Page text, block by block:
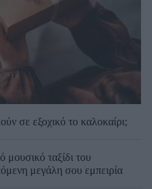
σε εξοχικό το καλοκαίρι;
ταξίδι του
μεγάλη σου εμπειρία